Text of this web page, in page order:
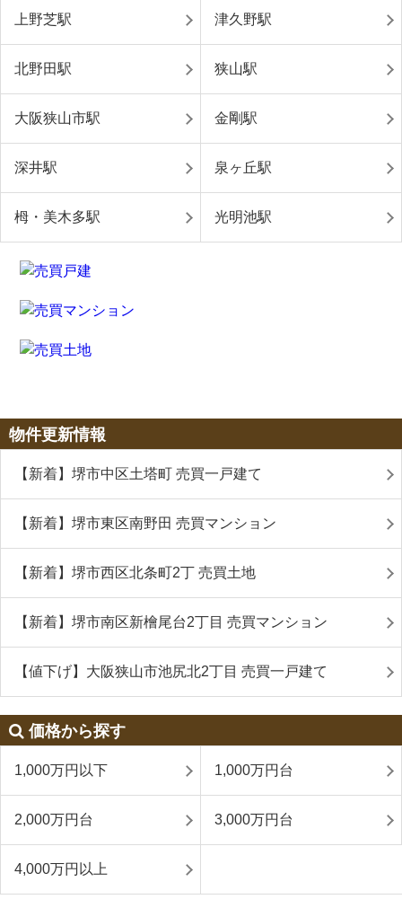
上野芝駅 津久野駅
北野田駅 狭山駅
大阪狭山市駅 金剛駅
深井駅 泉ヶ丘駅
栂・美木多駅 光明池駅
物件更新情報
【新着】堺市中区土塔町 売買一戸建て
【新着】堺市東区南野田 売買マンション
【新着】堺市西区北条町2丁 売買土地
【新着】堺市南区新檜尾台2丁目 売買マンション
【値下げ】大阪狭山市池尻北2丁目 売買一戸建て
価格から探す
1,000万円以下 1,000万円台
2,000万円台 3,000万円台
4,000万円以上